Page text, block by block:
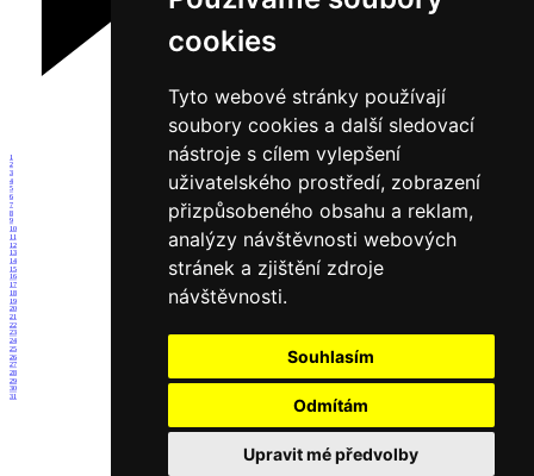
cookies
Tyto webové stránky používají
soubory cookies a další sledovací
nástroje s cílem vylepšení
uživatelského prostředí, zobrazení
přizpůsobeného obsahu a reklam,
analýzy návštěvnosti webových
stránek a zjištění zdroje
návštěvnosti.
Souhlasím
Odmítám
Upravit mé předvolby
1
2
3
4
5
6
7
8
9
10
11
12
13
14
15
16
17
18
19
20
21
22
23
24
25
26
27
28
29
30
31